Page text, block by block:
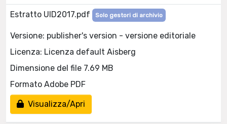
Estratto UID2017.pdf Solo gestori di archivio
Versione: publisher's version - versione editoriale
Licenza: Licenza default Aisberg
Dimensione del file 7.69 MB
Formato Adobe PDF
Visualizza/Apri